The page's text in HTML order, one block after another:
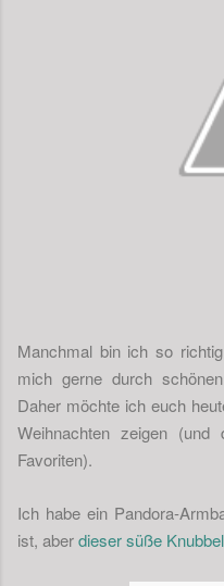
Manchmal bin ich so
mich gerne durch
Daher möchte ich euch
Weihnachten zeigen (und
Favoriten).
Ich habe ein Pandora-
ist, aberdieser süße Knubbel